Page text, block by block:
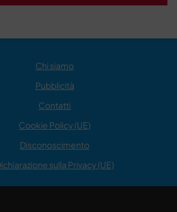
Chi siamo
Pubblicità
Contatti
Cookie Policy (UE)
Disconoscimento
sulla Privacy (UE)